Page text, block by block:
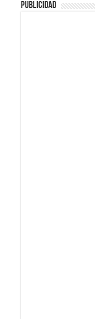
Publicidad